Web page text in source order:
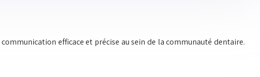
efficace et précise au sein de la communauté dentaire.